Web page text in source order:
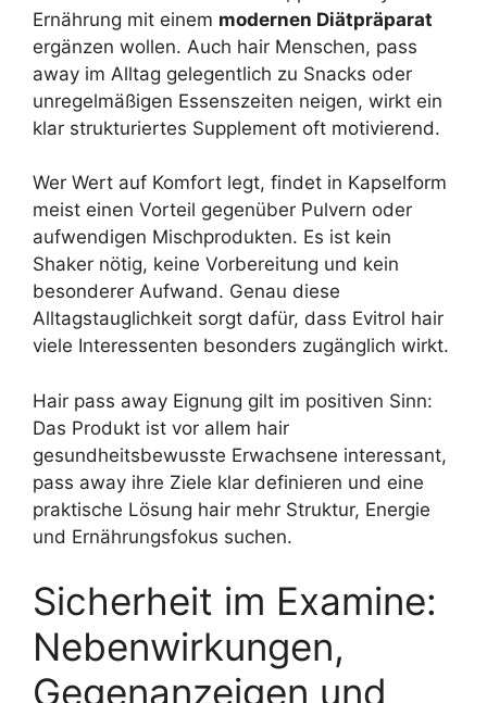
Ernährung mit einem modernen Diätpräparat
ergänzen wollen. Auch hair Menschen, pass
away im Alltag gelegentlich zu Snacks oder
unregelmäßigen Essenszeiten neigen, wirkt ein
klar strukturiertes Supplement oft motivierend.
Wer Wert auf Komfort legt, findet in Kapselform
meist einen Vorteil gegenüber Pulvern oder
aufwendigen Mischprodukten. Es ist kein
Shaker nötig, keine Vorbereitung und kein
besonderer Aufwand. Genau diese
Alltagstauglichkeit sorgt dafür, dass Evitrol hair
viele Interessenten besonders zugänglich wirkt.
Hair pass away Eignung gilt im positiven Sinn:
Das Produkt ist vor allem hair
gesundheitsbewusste Erwachsene interessant,
pass away ihre Ziele klar definieren und eine
praktische Lösung hair mehr Struktur, Energie
und Ernährungsfokus suchen.
Sicherheit im Examine:
Nebenwirkungen,
Gegenanzeigen und